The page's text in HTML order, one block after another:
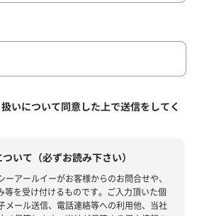
いについて同意した上で送信をしてく
いて（必ずお読み下さい）
アールイーがお客様からのお問合せや、
等を受け付けるものです。ご入力頂いた個
メール送信、電話連絡等への利用他、当社